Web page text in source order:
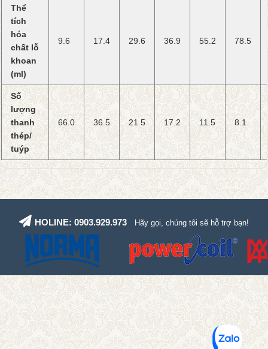
Thể
tích
hóa
chất lỗ
khoan
(ml)
9.6 17.4 29.6 36.9 55.2 78.5
Số
lượng
thanh
thép/
tuýp
66.0 36.5 21.5 17.2 11.5 8.1
HOLINE: 0903.929.973 Hãy gọi, chúng tôi sẽ hỗ trợ bạn!